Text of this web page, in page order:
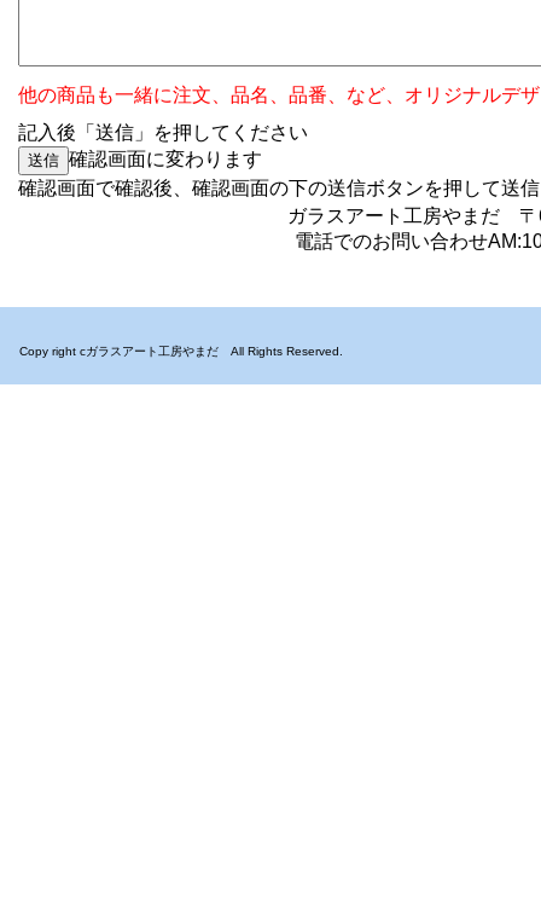
他の商品も一緒に注文、品名、品番、など、オリジナルデ
記入後「送信」を押してください
確認画面に変わります
確認画面で確認後、確認画面の下の送信ボタンを
ガラスアート工房やまだ
電話でのお問い合わせ
Copy right cガラスアート工房やまだ All Rights Reserved.